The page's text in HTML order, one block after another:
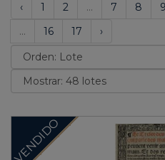
‹ 1 2 ... 7 8 9
...
16 17 ›
VENDIDO